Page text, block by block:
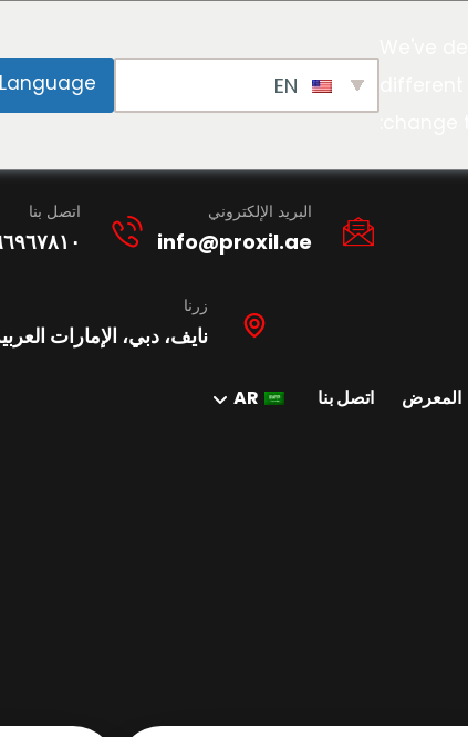
اتصل بنا البريد الإلكتروني
info@proxil.ae
زرنا
نايف، دبي، الإمارات
المعرض اتصل بنا AR